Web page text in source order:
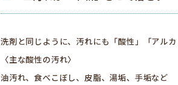
洗剤と同じように、汚れにも「酸性」「アルカ
〈主な酸性の汚れ〉
油汚れ、食べこぼし、皮脂、湯垢、手垢など